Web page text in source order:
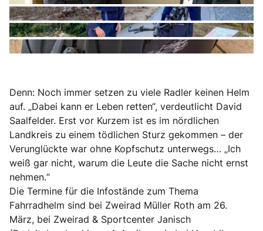
Denn: Noch immer setzen zu viele Radler keinen Helm
auf. „Dabei kann er Leben retten“, verdeutlicht David
Saalfelder. Erst vor Kurzem ist es im nördlichen
Landkreis zu einem tödlichen Sturz gekommen – der
Verunglückte war ohne Kopfschutz unterwegs… „Ich
weiß gar nicht, warum die Leute die Sache nicht ernst
nehmen.“
Die Termine für die Infostände zum Thema
Fahrradhelm sind bei Zweirad Müller Roth am 26.
März, bei Zweirad & Sportcenter Janisch